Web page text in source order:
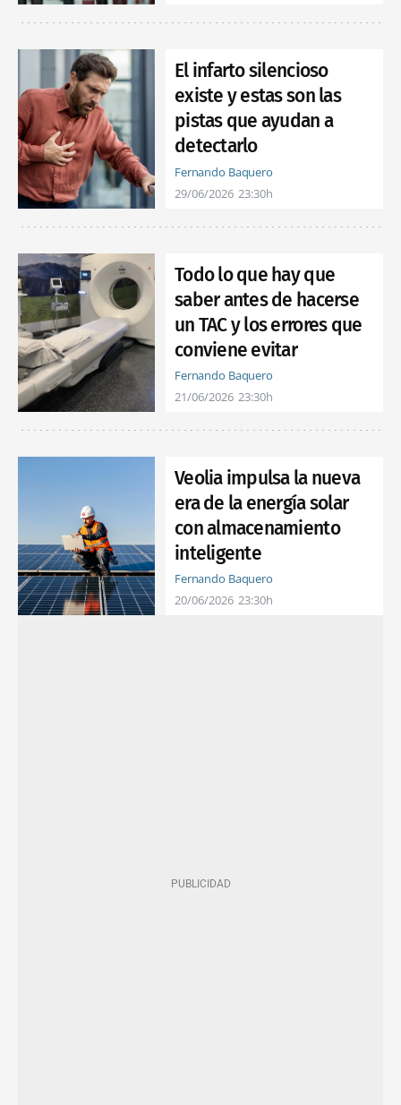
El infarto silencioso
existe y estas son las
pistas que ayudan a
detectarlo
Fernando Baquero
29/06/2026 23:30h
Todo lo que hay que
saber antes de hacerse
un TAC y los errores que
conviene evitar
Fernando Baquero
21/06/2026 23:30h
Veolia impulsa la nueva
era de la energía solar
con almacenamiento
inteligente
Fernando Baquero
20/06/2026 23:30h